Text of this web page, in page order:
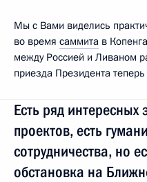
Мы с Вами виделись
во время саммита в
между Россией и Ливаном
приезда Президента
Есть ряд интересных
проектов, есть
сотрудничества, но
обстановка на